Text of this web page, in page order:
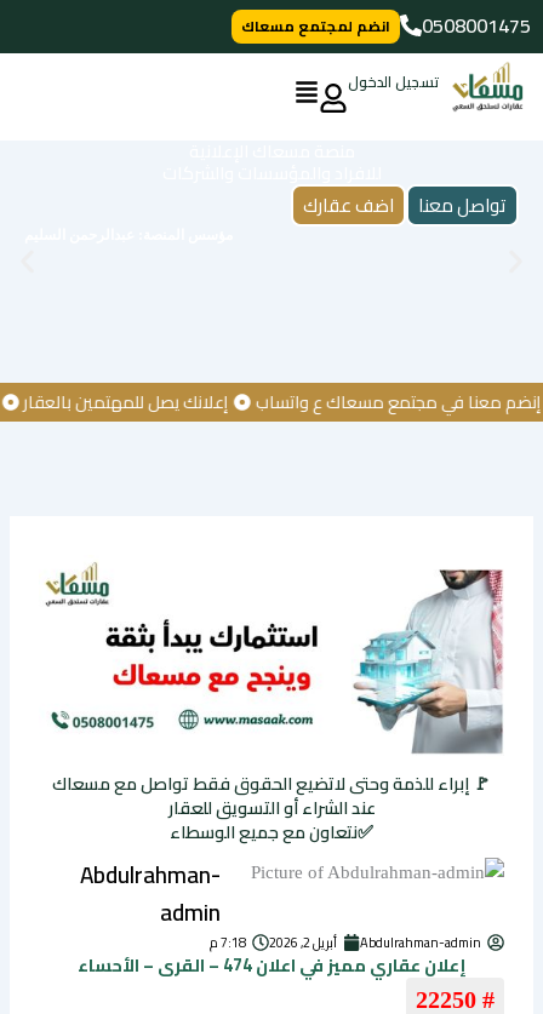
تخطي
إلى
المحتوى
0508001475
انضم لمجتمع مسعاك
تسجيل الدخول
تواصل معنا اضف عقارك
معنا في مجتمع مسعاك ع واتساب إعلانك يصل للمهتمين بالعقار كن
🚩 إبراء للذمة وحتى لاتضيع الحقوق فقط تواصل مع مسعاك
عند الشراء أو التسويق للعقار
✅نتعاون مع جميع الوسطاء
Abdulrahman-
admin
Abdulrahman-admin أبريل 2, 2026 7:18 م
إعلان عقاري مميز في اعلان 474 – القرى – الأحساء
# 22250